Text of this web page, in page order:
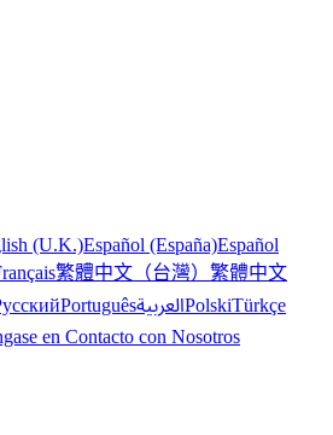
(U.K.)Español (España)Español
繁體中文（台灣） 繁體中文
PortuguêsالعربيةPolskiTürkçe
en Contacto con Nosotros